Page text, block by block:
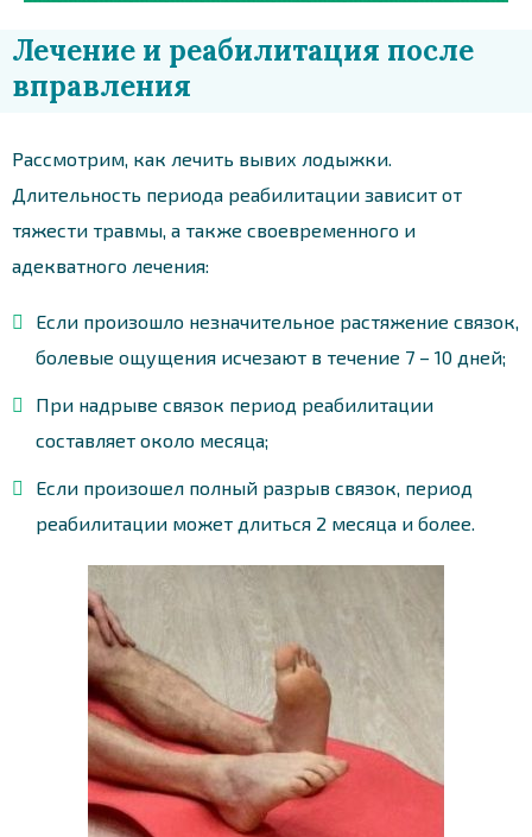
Лечение и реабилитация после
вправления
Рассмотрим, как лечить вывих лодыжки.
Длительность периода реабилитации зависит от
тяжести травмы, а также своевременного и
адекватного лечения:
Если произошло незначительное растяжение связок,
болевые ощущения исчезают в течение 7 – 10 дней;
При надрыве связок период реабилитации
составляет около месяца;
Если произошел полный разрыв связок, период
реабилитации может длиться 2 месяца и более.